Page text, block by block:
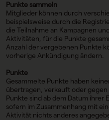
Punkte sammeln
Mitglieder können durch
beispielsweise durch die
die Teilnahme an Kampagnen
Aktivitäten, für die Punkte
Anzahl der vergebenen Punkte
vorherige Ankündigung ändern.
Punkte
Gesammelte Punkte haben
übertragen, verkauft oder
Punkte sind ab dem Datum ihrer
sofern im Zusammenhang mit
Aktivität nichts anderes